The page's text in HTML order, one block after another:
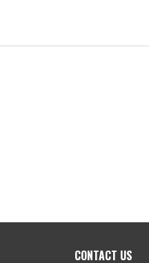
CONTACT US